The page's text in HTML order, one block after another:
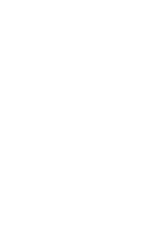
колледж
пространство,
заведений
дистанционное
с сайтами и
по